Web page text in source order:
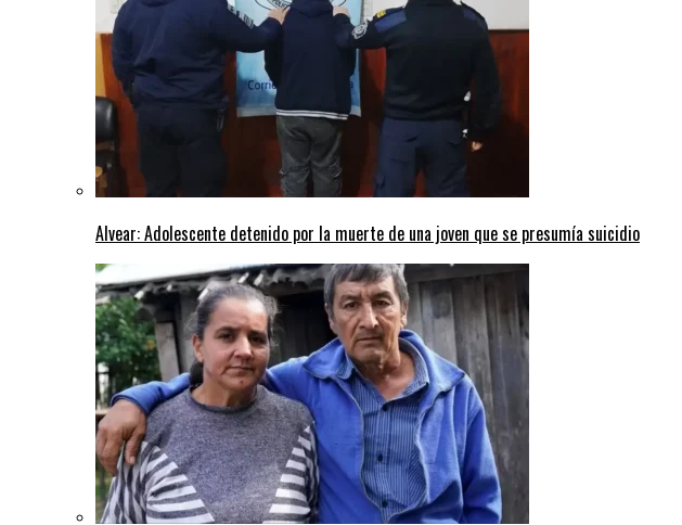
Alvear: Adolescente detenido por la muerte de una joven que se presumía suicidio